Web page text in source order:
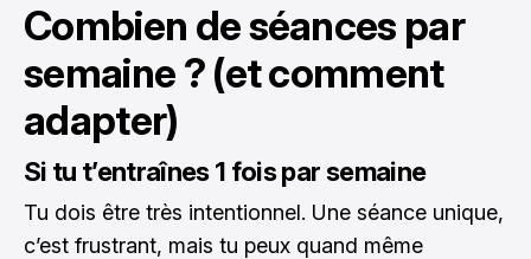
Combien de séances par
semaine ? (et comment
adapter)
Si tu t’entraînes 1 fois par semaine
Tu dois être très intentionnel. Une séance unique,
c’est frustrant, mais tu peux quand même